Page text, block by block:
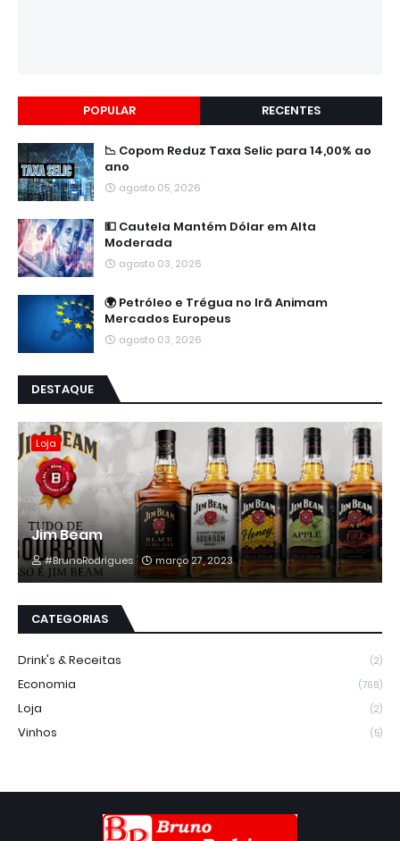
POPULAR RECENTES
📉 Copom Reduz Taxa Selic para 14,00% ao
ano
agosto 05, 2026
💵 Cautela Mantém Dólar em Alta
Moderada
agosto 03, 2026
🌍 Petróleo e Trégua no Irã Animam
Mercados Europeus
agosto 03, 2026
DESTAQUE
Loja
Jim Beam
#BrunoRodrigues março 27, 2023
CATEGORIAS
Drink's & Receitas (2)
Economia (766)
Loja (2)
Vinhos (5)